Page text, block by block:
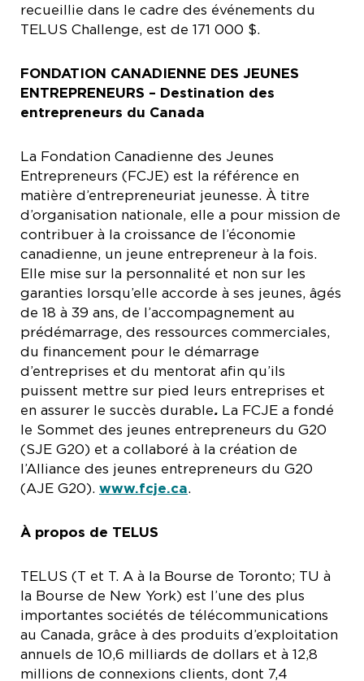
recueillie dans le cadre des événements du
TELUS Challenge, est de 171 000 $.
FONDATION CANADIENNE DES JEUNES
ENTREPRENEURS – Destination des
entrepreneurs du Canada
La Fondation Canadienne des Jeunes
Entrepreneurs (FCJE) est la référence en
matière d’entrepreneuriat jeunesse. À titre
d’organisation nationale, elle a pour mission de
contribuer à la croissance de l’économie
canadienne, un jeune entrepreneur à la fois.
Elle mise sur la personnalité et non sur les
garanties lorsqu’elle accorde à ses jeunes, âgés
de 18 à 39 ans, de l’accompagnement au
prédémarrage, des ressources commerciales,
du financement pour le démarrage
d’entreprises et du mentorat afin qu’ils
puissent mettre sur pied leurs entreprises et
en assurer le succès durable. La FCJE a fondé
le Sommet des jeunes entrepreneurs du G20
(SJE G20) et a collaboré à la création de
l’Alliance des jeunes entrepreneurs du G20
(AJE G20). www.fcje.ca.
À propos de TELUS
TELUS (T et T. A à la Bourse de Toronto; TU à
la Bourse de New York) est l’une des plus
importantes sociétés de télécommunications
au Canada, grâce à des produits d’exploitation
annuels de 10,6 milliards de dollars et à 12,8
millions de connexions clients, dont 7,4